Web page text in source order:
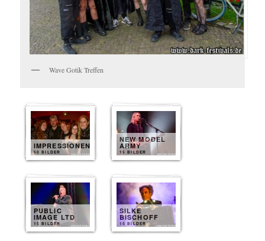
Wave Gotik Treffen
IMPRESSIONEN
50 BILDER
NEW MODEL
ARMY
15 BILDER
PUBLIC
IMAGE LTD
15 BILDER
SILKE
BISCHOFF
15 BILDER